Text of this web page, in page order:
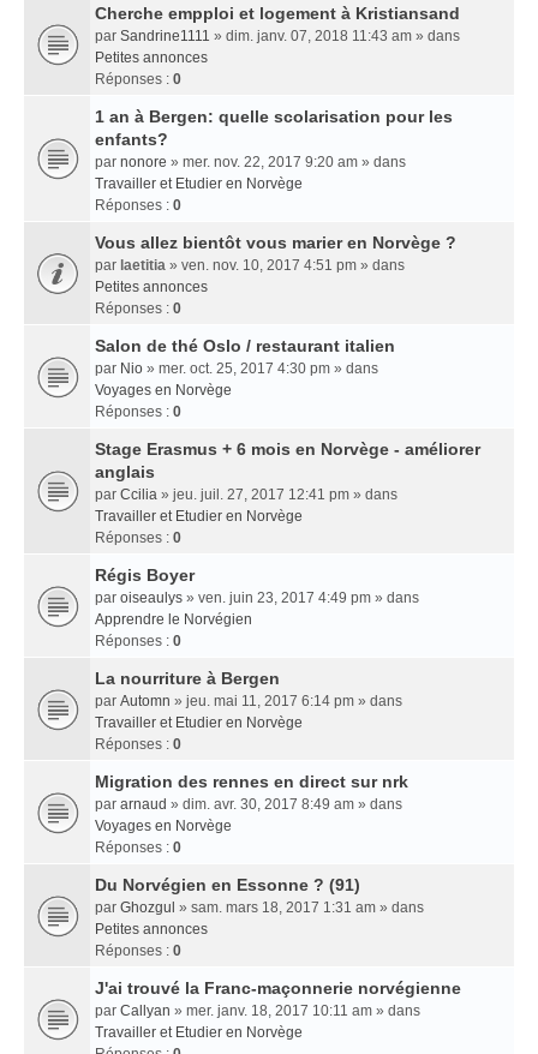
Cherche empploi et logement à Kristiansand
par Sandrine1111 » dim. janv. 07, 2018 11:43 am » dans
Petites annonces
Réponses : 0
1 an à Bergen: quelle scolarisation pour les
enfants?
par nonore » mer. nov. 22, 2017 9:20 am » dans
Travailler et Etudier en Norvège
Réponses : 0
Vous allez bientôt vous marier en Norvège ?
par laetitia » ven. nov. 10, 2017 4:51 pm » dans
Petites annonces
Réponses : 0
Salon de thé Oslo / restaurant italien
par Nio » mer. oct. 25, 2017 4:30 pm » dans
Voyages en Norvège
Réponses : 0
Stage Erasmus + 6 mois en Norvège - améliorer
anglais
par Ccilia » jeu. juil. 27, 2017 12:41 pm » dans
Travailler et Etudier en Norvège
Réponses : 0
Régis Boyer
par oiseaulys » ven. juin 23, 2017 4:49 pm » dans
Apprendre le Norvégien
Réponses : 0
La nourriture à Bergen
par Automn » jeu. mai 11, 2017 6:14 pm » dans
Travailler et Etudier en Norvège
Réponses : 0
Migration des rennes en direct sur nrk
par arnaud » dim. avr. 30, 2017 8:49 am » dans
Voyages en Norvège
Réponses : 0
Du Norvégien en Essonne ? (91)
par Ghozgul » sam. mars 18, 2017 1:31 am » dans
Petites annonces
Réponses : 0
J'ai trouvé la Franc-maçonnerie norvégienne
par Callyan » mer. janv. 18, 2017 10:11 am » dans
Travailler et Etudier en Norvège